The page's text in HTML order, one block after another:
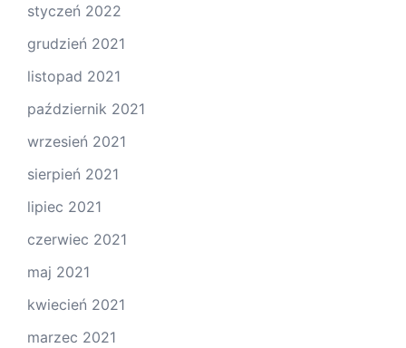
styczeń 2022
grudzień 2021
listopad 2021
październik 2021
wrzesień 2021
sierpień 2021
lipiec 2021
czerwiec 2021
maj 2021
kwiecień 2021
marzec 2021